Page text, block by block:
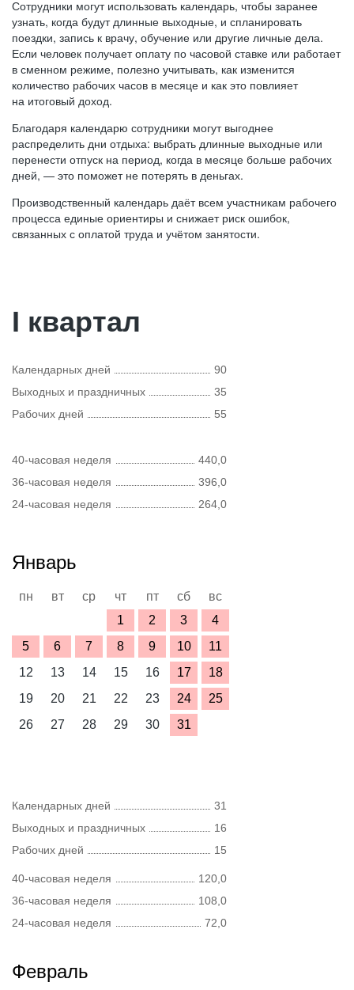
Сотрудники могут использовать календарь, чтобы заранее
узнать, когда будут длинные выходные, и спланировать
поездки, запись к врачу, обучение или другие личные дела.
Если человек получает оплату по часовой ставке или работает
в сменном режиме, полезно учитывать, как изменится
количество рабочих часов в месяце и как это повлияет
на итоговый доход.
Благодаря календарю сотрудники могут выгоднее
распределить дни отдыха: выбрать длинные выходные или
перенести отпуск на период, когда в месяце больше рабочих
дней, — это поможет не потерять в деньгах.
Производственный календарь даёт всем участникам рабочего
процесса единые ориентиры и снижает риск ошибок,
связанных с оплатой труда и учётом занятости.
I квартал
Календарных дней
90
Выходных и праздничных
35
Рабочих дней
55
40-часовая неделя
440,0
36-часовая неделя
396,0
24-часовая неделя
264,0
Январь
пн вт ср чт пт сб
вс
1
2 3
4
5
6 7 8 9 10
11
12
13 14 15 16 17
18
19
20 21 22 23 24
25
26
27 28 29 30 31
Календарных дней
31
Выходных и праздничных
16
Рабочих дней
15
40-часовая неделя
120,0
36-часовая неделя
108,0
24-часовая неделя
72,0
Февраль